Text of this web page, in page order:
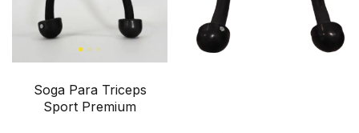
Soga Para Triceps
Sport Premium